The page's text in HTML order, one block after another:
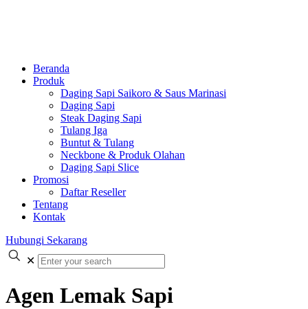
Beranda
Produk
Daging Sapi Saikoro & Saus Marinasi
Daging Sapi
Steak Daging Sapi
Tulang Iga
Buntut & Tulang
Neckbone & Produk Olahan
Daging Sapi Slice
Promosi
Daftar Reseller
Tentang
Kontak
Hubungi Sekarang
✕
Agen Lemak Sapi